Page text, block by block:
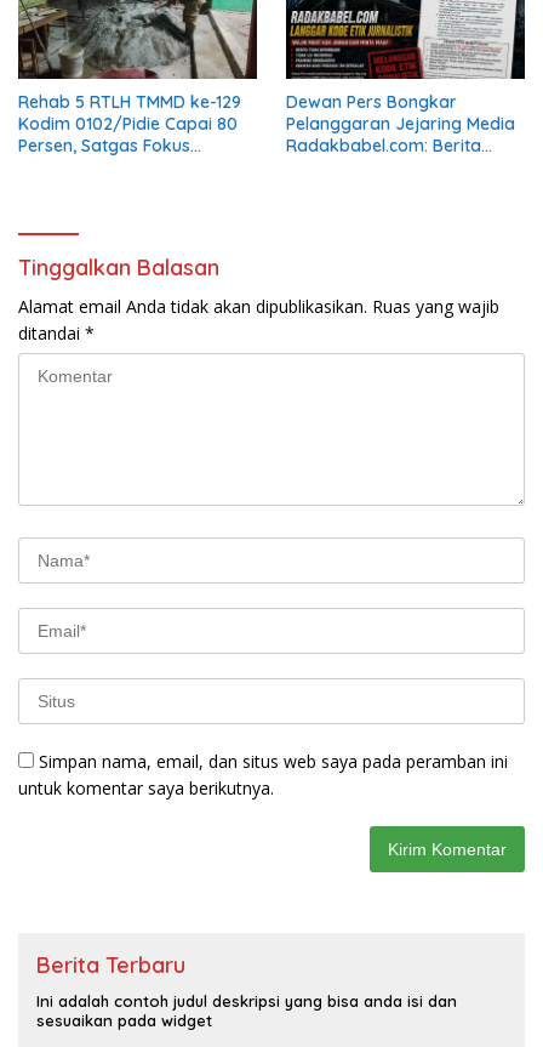
Rehab 5 RTLH TMMD ke-129
Kodim 0102/Pidie Capai 80
Persen, Satgas Fokus
Dewan Pers Bongkar
Pelanggaran Jejaring Media
Radakbabel.com: Berita
Tinggalkan Balasan
Alamat email Anda tidak akan dipublikasikan. Ruas yang wajib
ditandai *
Simpan nama, email, dan situs web saya pada peramban ini
untuk komentar saya berikutnya.
Berita Terbaru
Ini adalah contoh judul deskripsi yang bisa anda isi dan
sesuaikan pada widget